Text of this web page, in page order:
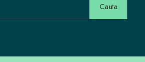
Cauta